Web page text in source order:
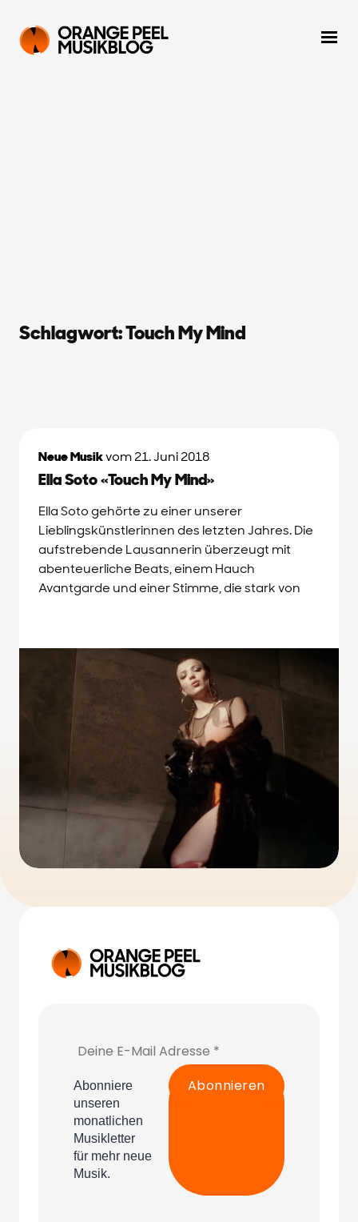
Schlagwort:Touch My Mind
Neue Musikvom 21. Juni 2018
Ella Soto «Touch My Mind»
Ella Soto gehörte zu einer unserer
Lieblingskünstlerinnen des letzten Jahres. Die
aufstrebende Lausannerin überzeugt mit
abenteuerliche Beats, einem Hauch
Avantgarde und einer Stimme, die stark von